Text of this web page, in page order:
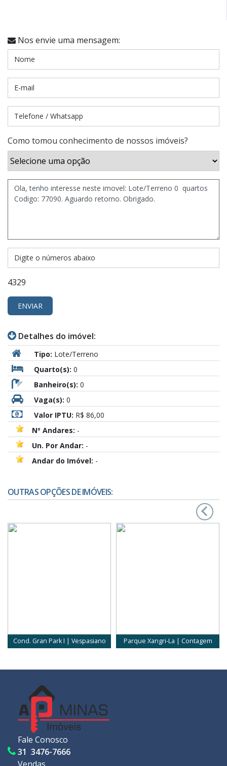
Nos envie uma mensagem:
Como tomou conhecimento de nossos imóveis?
4329
ENVIAR
Detalhes do imóvel:
Tipo: Lote/Terreno
Quarto(s): 0
Banheiro(s): 0
Vaga(s): 0
Valor IPTU: R$ 86,00
Nº Andares: -
Un. Por Andar: -
Andar do Imóvel: -
OUTRAS OPÇÕES DE IMÓVEIS:
Cond. Gran Park I | Vespasiano Parque Xangri-La | Contagem
‹ ›
Fale Conosco
31 3476-7666